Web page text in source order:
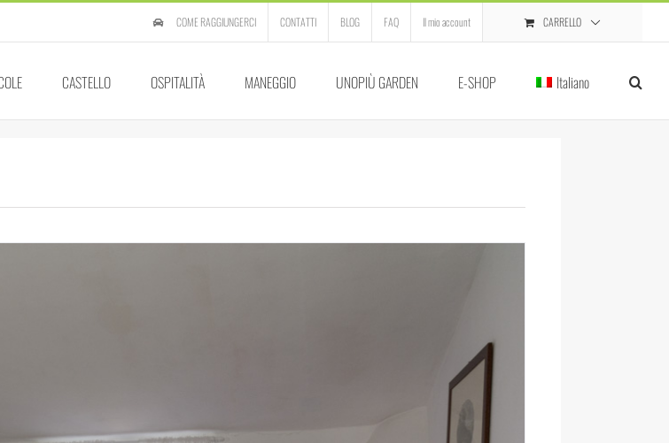
COME RAGGIUNGERCI CONTATTI BLOG FAQ Il mio account CARRELLO
CASTELLO OSPITALITÀ MANEGGIO UNOPIÙ GARDEN E-SHOP Italiano